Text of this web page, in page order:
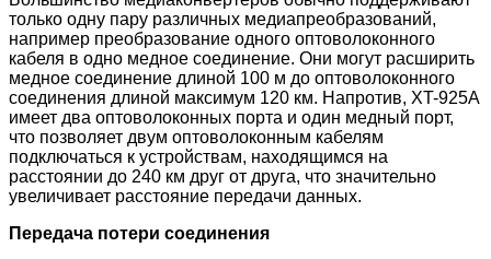
только одну пару различных медиапреобразований,
например преобразование одного оптоволоконного
кабеля в одно медное соединение. Они могут расширить
медное соединение длиной 100 м до оптоволоконного
соединения длиной максимум 120 км. Напротив, XT-925A
имеет два оптоволоконных порта и один медный порт,
что позволяет двум оптоволоконным кабелям
подключаться к устройствам, находящимся на
расстоянии до 240 км друг от друга, что значительно
увеличивает расстояние передачи данных.
Передача потери соединения